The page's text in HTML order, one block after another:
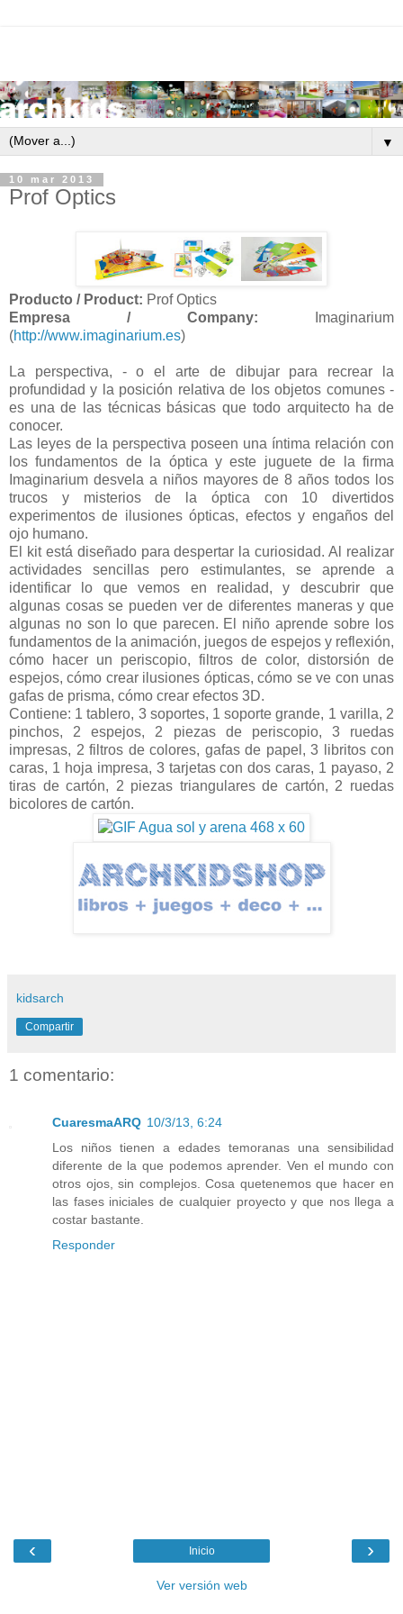
▼
10 mar 2013
Prof Optics
Producto / Product: Prof Optics
Empresa / Company:
Imaginarium
(http://www.imaginarium.es)
La perspectiva, - o el arte de dibujar para recrear la
profundidad y la posición relativa de los objetos comunes -
es una de las técnicas básicas que todo arquitecto ha de
conocer.
Las leyes de la perspectiva poseen una íntima relación con
los fundamentos de la óptica y este juguete de la firma
Imaginarium desvela a niños mayores de 8 años todos los
trucos y misterios de la óptica con 10 divertidos
experimentos de ilusiones ópticas, efectos y engaños del
ojo humano.
El kit está diseñado para despertar la curiosidad. Al realizar
actividades sencillas pero estimulantes, se aprende a
identificar lo que vemos en realidad, y descubrir que
algunas cosas se pueden ver de diferentes maneras y que
algunas no son lo que parecen. El niño aprende sobre los
fundamentos de la animación, juegos de espejos y reflexión,
cómo hacer un periscopio, filtros de color, distorsión de
espejos, cómo crear ilusiones ópticas, cómo se ve con unas
gafas de prisma, cómo crear efectos 3D.
Contiene: 1 tablero, 3 soportes, 1 soporte grande, 1 varilla, 2
pinchos, 2 espejos, 2 piezas de periscopio, 3 ruedas
impresas, 2 filtros de colores, gafas de papel, 3 libritos con
caras, 1 hoja impresa, 3 tarjetas con dos caras, 1 payaso, 2
tiras de cartón, 2 piezas triangulares de cartón, 2 ruedas
bicolores de cartón.
kidsarch
Compartir
1 comentario:
CuaresmaARQ 10/3/13, 6:24
Los niños tienen a edades temoranas una sensibilidad
diferente de la que podemos aprender. Ven el mundo con
otros ojos, sin complejos. Cosa quetenemos que hacer en
las fases iniciales de cualquier proyecto y que nos llega a
costar bastante.
Responder
‹ ›
Inicio
Ver versión web